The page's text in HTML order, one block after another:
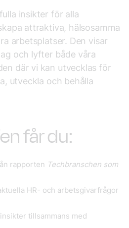
insikter för alla
attraktiva, hälsosamma
arbetsplatser. Den visar
och lyfter både våra
där vi kan utvecklas för
utveckla och behålla
får du:
rapporten Techbranschen som
HR- och arbetsgivarfrågor
tillsammans med